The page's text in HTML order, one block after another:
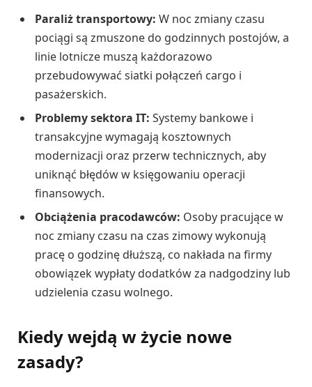
Paraliż transportowy: W noc zmiany czasu
pociągi są zmuszone do godzinnych postojów, a
linie lotnicze muszą każdorazowo
przebudowywać siatki połączeń cargo i
pasażerskich.
Problemy sektora IT: Systemy bankowe i
transakcyjne wymagają kosztownych
modernizacji oraz przerw technicznych, aby
uniknąć błędów w księgowaniu operacji
finansowych.
Obciążenia pracodawców: Osoby pracujące w
noc zmiany czasu na czas zimowy wykonują
pracę o godzinę dłuższą, co nakłada na firmy
obowiązek wypłaty dodatków za nadgodziny lub
udzielenia czasu wolnego.
Kiedy wejdą w życie nowe
zasady?